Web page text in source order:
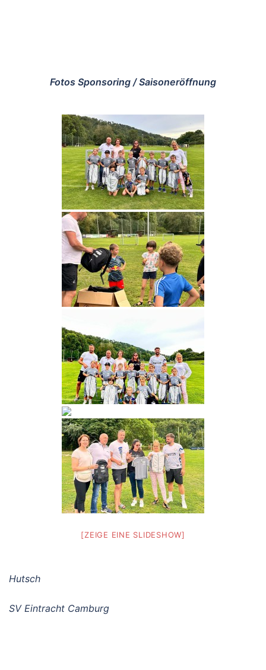
Fotos Sponsoring / Saisoneröffnung
[ZEIGE EINE SLIDESHOW]
Hutsch
SV Eintracht Camburg